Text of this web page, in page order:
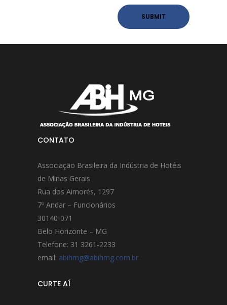
CONTATO
Associação Brasileira da Indústria de Hotéis
de Minas Gerais
Rua dos Aimorés, 1297
7º Andar – Funcionários
30140-071
Belo Horizonte – MG
Telefone: 31 3261-2233
email: abihmg@abihmg.com.br
CURTE AÍ